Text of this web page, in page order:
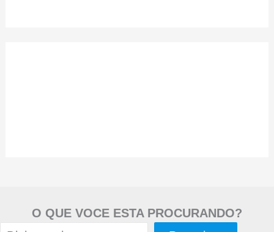
O QUE VOCE ESTA PROCURANDO?